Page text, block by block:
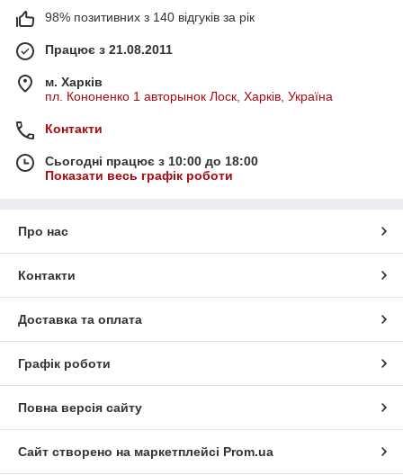
98% позитивних з 140 відгуків за рік
Працює з 21.08.2011
м. Харків
пл. Кононенко 1 авторынок Лоск, Харків, Україна
Контакти
Сьогодні працює з 10:00 до 18:00
Показати весь графік роботи
Про нас
Контакти
Доставка та оплата
Графік роботи
Повна версія сайту
Сайт створено на маркетплейсі Prom.ua